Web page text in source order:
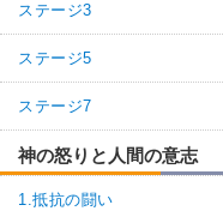
ステージ3
ステージ5
ステージ7
神の怒りと人間の意志
1.抵抗の闘い